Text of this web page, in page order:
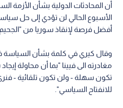
أن المحادثات الدولية بشأن الأزمة
الأسبوع الحالي لن تؤدي إلى حل
أفضل فرصة لإنقاذ سوريا من
وقال كيري في كلمة بشأن السياسة
مغادرته الى فيينا "بما أن محاولة
تكون سهلة - ولن تكون تلقائية -
للانفتاح السياسي".